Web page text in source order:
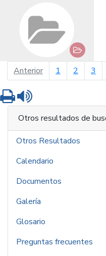
Anteriorpágina anterior
1 2 3
Imprimir
Otros resultados de
Otros Resultados
Calendario
Documentos
Galería
Glosario
Preguntas frecuentes